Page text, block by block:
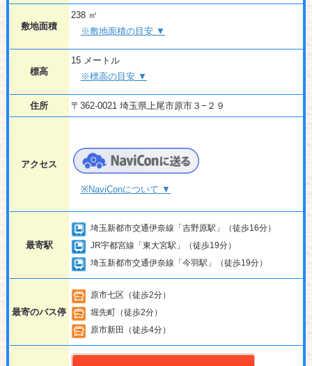
敷地面積
238 ㎡
※敷地面積の目安 ▼
標高
15 メートル
※標高の目安 ▼
住所 〒362-0021 埼玉県上尾市原市３−２９
アクセス
※NaviConについて ▼
最寄駅
埼玉新都市交通伊奈線「吉野原駅」（徒歩16分）
JR宇都宮線「東大宮駅」（徒歩19分）
埼玉新都市交通伊奈線「今羽駅」（徒歩19分）
最寄のバス停
原市七区（徒歩2分）
堀先町（徒歩2分）
原市新田（徒歩4分）